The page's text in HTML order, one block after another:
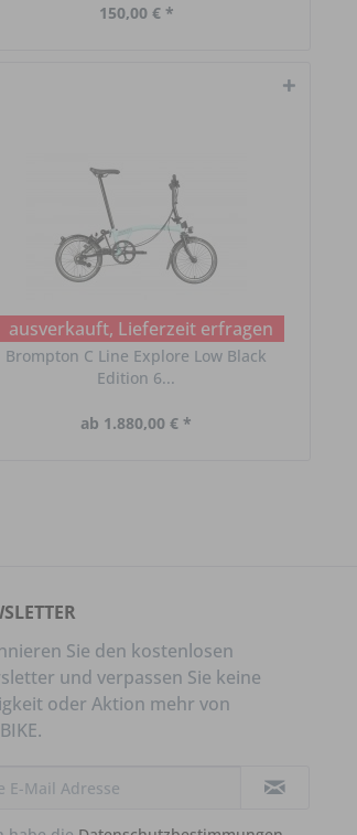
150,00 € *
ausverkauft, Lieferzeit erfragen
Brompton C Line Explore Low Black
Edition 6...
ab 1.880,00 € *
Sie den kostenlosen
und verpassen Sie keine
oder Aktion mehr von